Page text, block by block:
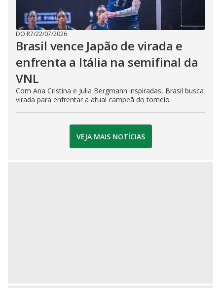
DO R7/22/07/2026
Brasil vence Japão de virada e
enfrenta a Itália na semifinal da
VNL
Com Ana Cristina e Julia Bergmann inspiradas, Brasil busca
virada para enfrentar a atual campeã do torneio
VEJA MAIS NOTÍCIAS